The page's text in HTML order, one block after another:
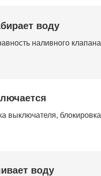
воду
наливного клапана
выключателя, блокировка
воду